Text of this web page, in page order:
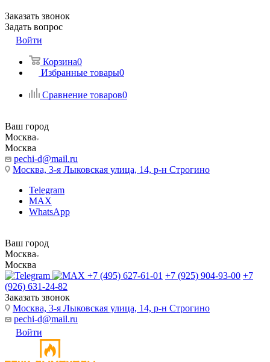
Заказать звонок
Задать вопрос
Войти
Корзина0
Избранные товары0
Сравнение товаров0
Ваш город
Москва
Москва
pechi-d@mail.ru
Москва, 3-я Лыковская улица, 14, р-н Строгино
Telegram
MAX
WhatsApp
Ваш город
Москва
Москва
+7 (495) 627-61-01 +7 (925) 904-93-00 +7
(926) 631-24-82
Заказать звонок
Москва, 3-я Лыковская улица, 14, р-н Строгино
pechi-d@mail.ru
Войти